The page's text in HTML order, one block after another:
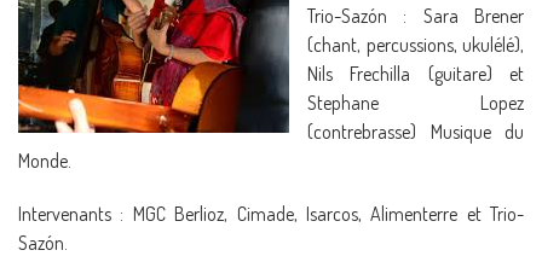
Trio-Sazón : Sara Brener
(chant, percussions, ukulélé),
Nils Frechilla (guitare) et
Stephane Lopez
(contrebrasse) Musique du
Monde.
Intervenants : MGC Berlioz, Cimade, Isarcos, Alimenterre et Trio-
Sazón.